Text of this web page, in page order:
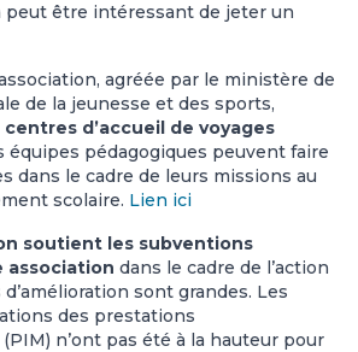
peut être intéressant de jeter un
agréée par le ministère de
de la jeunesse et des sports,
d’accueil de voyages
équipes pédagogiques peuvent faire
dans le cadre de leurs missions au
scolaire. Lien ici
soutient les subventions
association dans le cadre de l’action
sont grandes. Les
des prestations
n’ont pas été à la hauteur pour